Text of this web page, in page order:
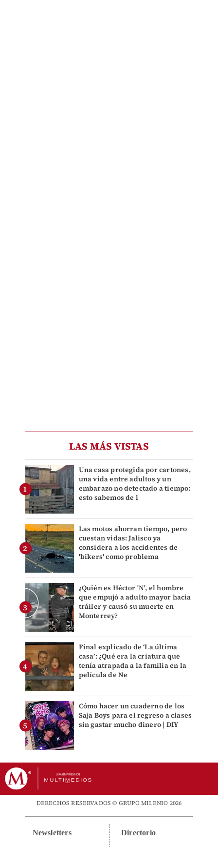
LAS MÁS VISTAS
Una casa protegida por cartones,
una vida entre adultos y un
embarazo no detectado a tiempo:
esto sabemos de l
Las motos ahorran tiempo, pero
cuestan vidas: Jalisco ya
considera a los accidentes de
'bikers' como problema
¿Quién es Héctor 'N', el hombre
que empujó a adulto mayor hacia
tráiler y causó su muerte en
Monterrey?
Final explicado de ‘La última
casa’: ¿Qué era la criatura que
tenía atrapada a la familia en la
película de Ne
Cómo hacer un cuaderno de los
Saja Boys para el regreso a clases
sin gastar mucho dinero | DIY
DERECHOS RESERVADOS © GRUPO MILENIO 2026
Newsletters Directorio